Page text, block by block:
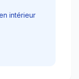
intérieur